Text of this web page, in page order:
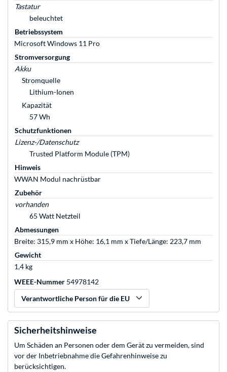
Tastatur
beleuchtet
Betriebssystem
Microsoft Windows 11 Pro
Stromversorgung
Akku
Stromquelle
Lithium-Ionen
Kapazität
57 Wh
Schutzfunktionen
Lizenz-/Datenschutz
Trusted Platform Module (TPM)
Hinweis
WWAN Modul nachrüstbar
Zubehör
vorhanden
65 Watt Netzteil
Abmessungen
Breite: 315,9 mm x Höhe: 16,1 mm x Tiefe/Länge: 223,7 mm
Gewicht
1,4 kg
WEEE-Nummer 54978142
Verantwortliche Person für die EU
Sicherheitshinweise
Um Schäden an Personen oder dem Gerät zu vermeiden, sind
vor der Inbetriebnahme die Gefahrenhinweise zu
berücksichtigen.